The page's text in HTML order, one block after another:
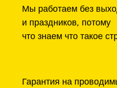
Мы работаем без
и праздников, потому
что знаем что такое
Гарантия на